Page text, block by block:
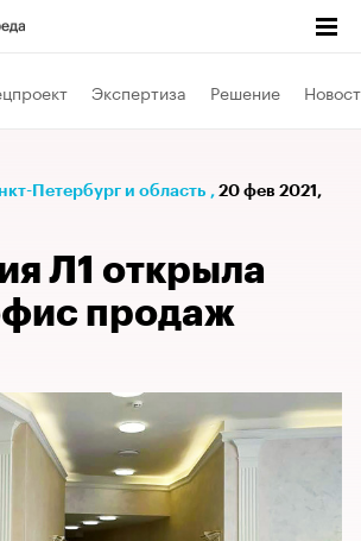
Экспертиза Решение
Петербург и область , 20 фев 2021,
Л1 открыла
продаж